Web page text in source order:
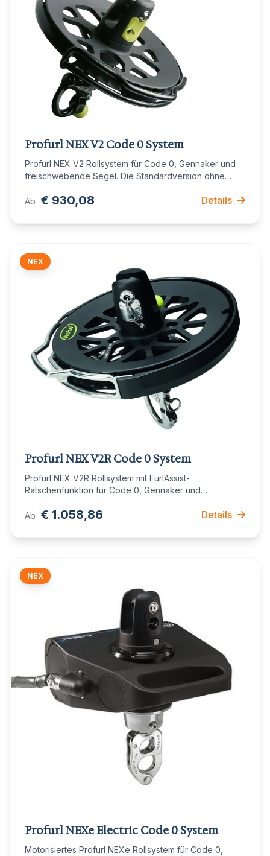
Profurl NEX V2 Code 0 System
Profurl NEX V2 Rollsystem für Code 0, Gennaker und
freischwebende Segel. Die Standardversion ohne
350m².
Ab € 930,08 Details
NEX
Profurl NEX V2R Code 0 System
Profurl NEX V2R Rollsystem mit FurlAssist-
Ratschenfunktion für Code 0, Gennaker und
bis 450m².
Ab € 1.058,86 Details
NEX
Profurl NEXe Electric Code 0 System
Motorisiertes Profurl NEXe Rollsystem für Code 0,